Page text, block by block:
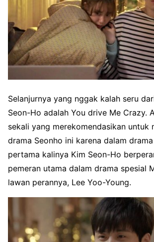
Selanjurnya yang nggak kalah seru
Seon-Ho adalah You drive Me Crazy.
sekali yang merekomendasikan untuk
drama Seonho ini karena dalam
pertama kalinya Kim Seon-Ho
pemeran utama dalam drama spesial
lawan perannya, Lee Yoo-Young.